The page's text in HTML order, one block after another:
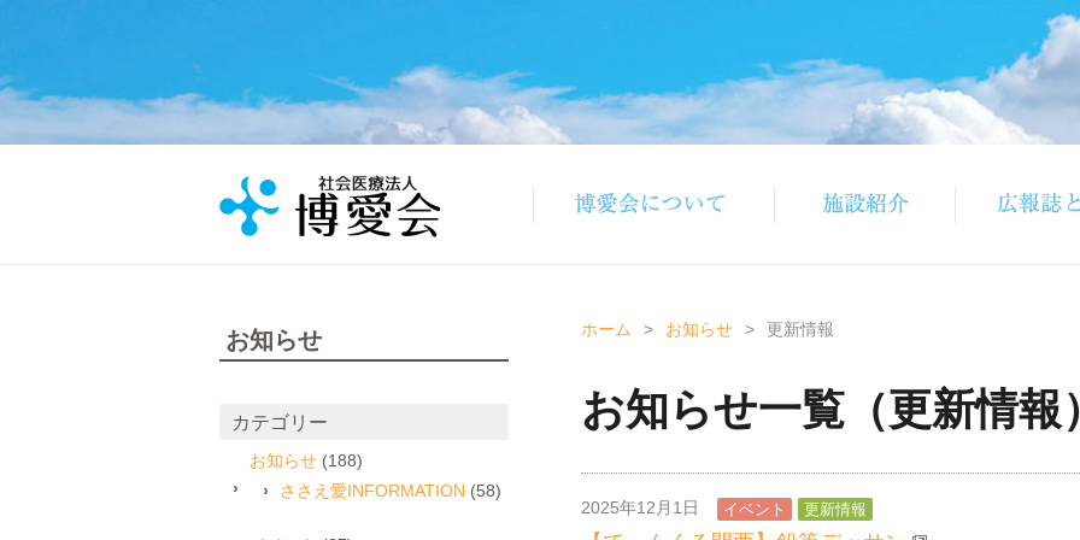
ホーム > お知らせ > 更新情報
お知らせ一覧（更新情報
2025年12月1日 イベント 更新情報
お知らせ
カテゴリー
お知らせ (188)
ささえ愛INFORMATION (58)